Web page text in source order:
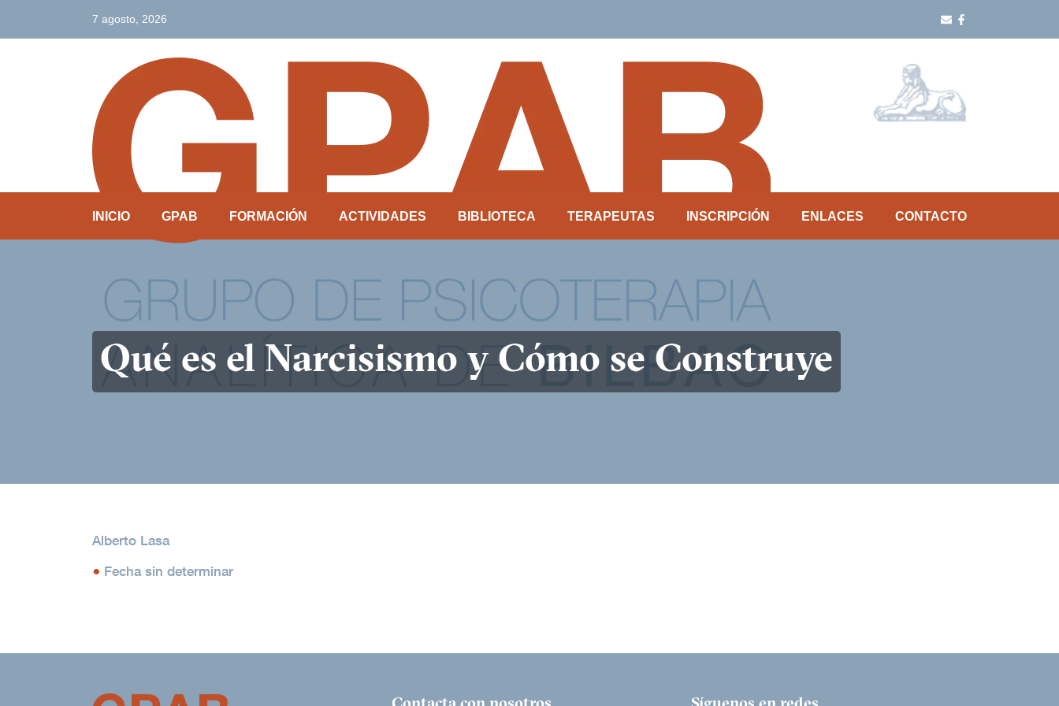
7 agosto, 2026
INICIO GPAB FORMACIÓN ACTIVIDADES BIBLIOTECA TERAPEUTAS INSCRIPCIÓN ENLACES CONTACTO
Qué es el Narcisismo y Cómo se Construye
Alberto Lasa
Fecha sin determinar